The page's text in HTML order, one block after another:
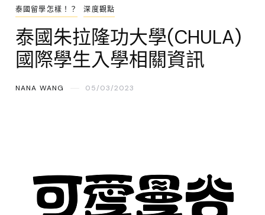
泰國留學怎樣！？ 深度觀點
泰國朱拉隆功大學(CHULA)
國際學生入學相關資訊
NANA WANG 05/03/2023